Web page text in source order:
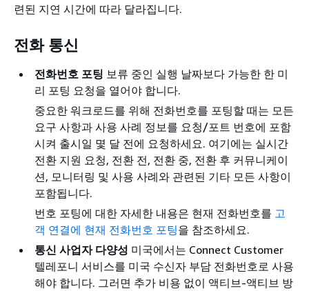
련된 지연 시간에 따라 달라집니다.
전화 통신
전화번호 포팅 보류 중인 실행 날짜보다 가능한 한 미
리 포팅 요청을 열어야 합니다.
중요한 워크로드를 위해 전화번호를 포팅할 때는 모든
요구 사항과 사용 사례 정보를 요청/포트 번호에 포함
시켜 출시일 몇 달 전에 요청하세요. 여기에는 실시간
전환 지원 요청, 전환 전, 전환 중, 전환 후 커뮤니케이
션, 모니터링 및 사용 사례와 관련된 기타 모든 사항이
포함됩니다.
번호 포팅에 대한 자세한 내용은 현재 전화번호를 고
객 연결에 현재 전화번호 포팅을 참조하세요.
통신 사업자 다양성 미국에서는 Connect Customer
텔레포니 서비스를 미국 수신자 부담 전화번호로 사용
해야 합니다. 그러면 추가 비용 없이 액티브-액티브 방